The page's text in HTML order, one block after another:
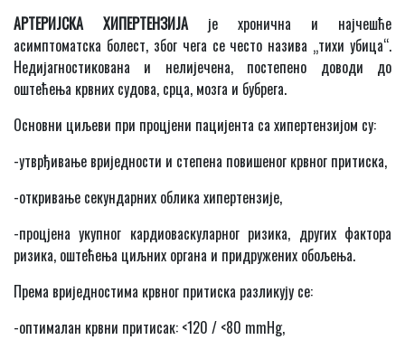
АРТЕРИЈСКА ХИПЕРТЕНЗИЈАје хронична и најчешће
асимптоматска болест, због чега се често назива „тихи убица“.
Недијагностикована и нелијечена, постепено доводи до
оштећења крвних судова, срца, мозга и бубрега.
Основни циљеви при процјени пацијента са хипертензијом су:
-утврђивање вриједности и степена повишеног крвног притиска,
-откривање секундарних облика хипертензије,
-процјена укупног кардиоваскуларног ризика, других фактора
ризика, оштећења циљних органа и придружених обољења.
Према вриједностима крвног притиска разликују се:
-оптималан крвни притисак: <120 / <80 mmHg,